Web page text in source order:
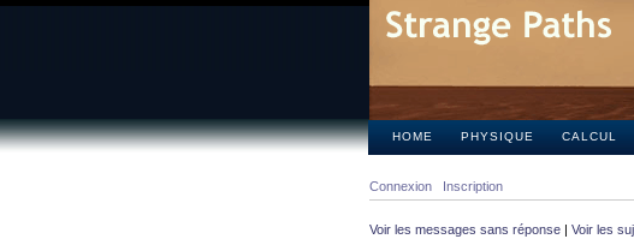
HOME PHYSIQUE CALCUL
Connexion Inscription
Voir les messages sans réponse | Voir les